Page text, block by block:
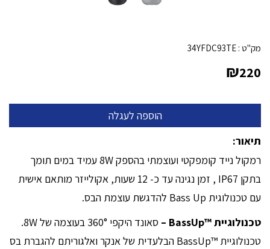
מק"ט : 34YFDC93TE
₪220
תיאור:
רמקול נייד קומפקטי ועוצמתי בהספק 8W עמיד במים תומך
בתקן IP67 , זמן נגינה עד כ- 12 שעות, אקולייזר מותאם אישית
עם טכנולוגית Bass Up להדגשת עוצמת הבס.
טכנולוגיית ™BassUp –
סאונד היקפי 360° בעוצמה של 8W.
טכנולוגיית ™BassUp הבלעדית של אנקר ואלגוריתם להגברת בס